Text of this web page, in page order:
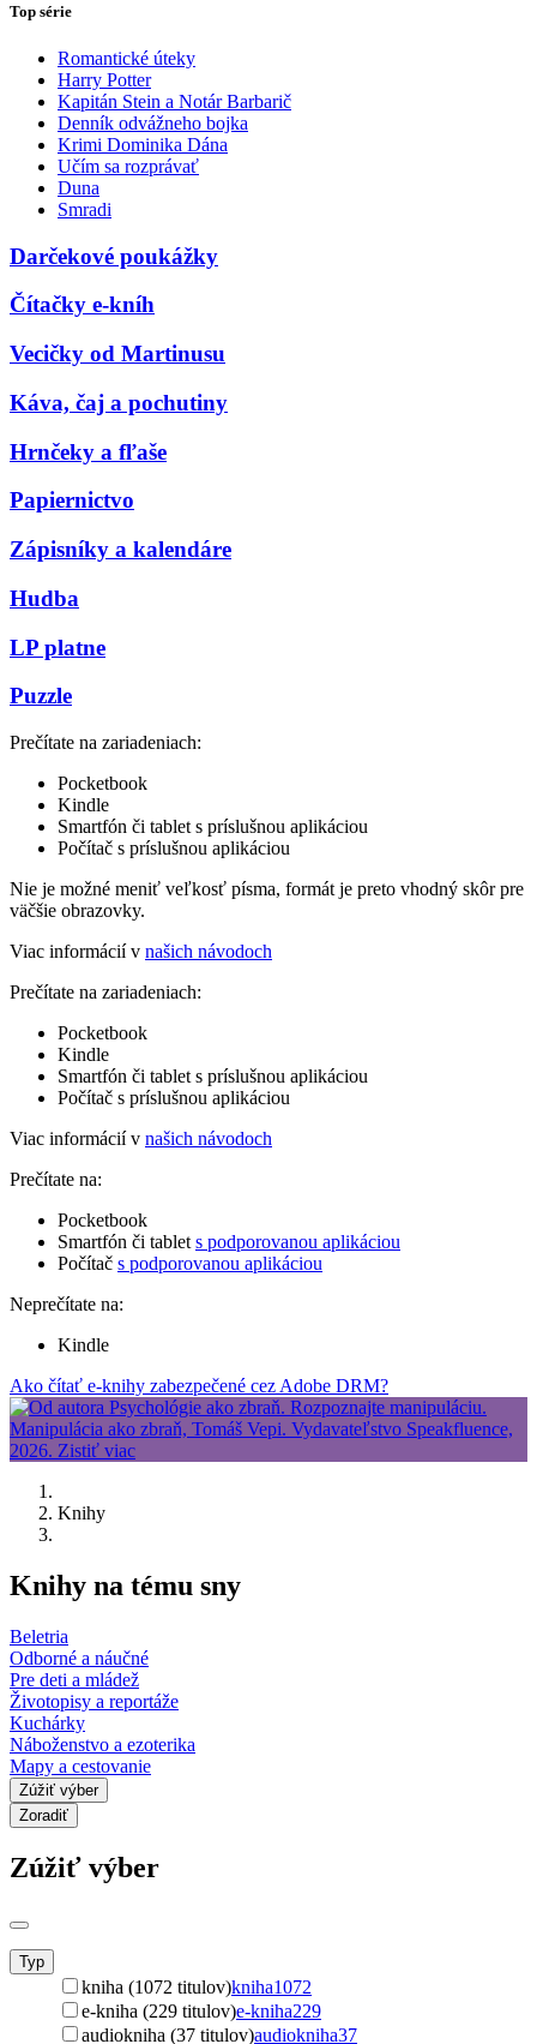
Top série
Romantické úteky
Harry Potter
Kapitán Stein a Notár Barbarič
Denník odvážneho bojka
Krimi Dominika Dána
Učím sa rozprávať
Duna
Smradi
Darčekové poukážky
Čítačky e-kníh
Vecičky od Martinusu
Káva, čaj a pochutiny
Hrnčeky a fľaše
Papiernictvo
Zápisníky a kalendáre
Hudba
LP platne
Puzzle
Prečítate na zariadeniach:
Pocketbook
Kindle
Smartfón či tablet s príslušnou aplikáciou
Počítač s príslušnou aplikáciou
Nie je možné meniť veľkosť písma, formát je preto vhodný skôr pre
väčšie obrazovky.
Viac informácií v našich návodoch
Prečítate na zariadeniach:
Pocketbook
Kindle
Smartfón či tablet s príslušnou aplikáciou
Počítač s príslušnou aplikáciou
Viac informácií v našich návodoch
Prečítate na:
Pocketbook
Smartfón či tablet s podporovanou aplikáciou
Počítač s podporovanou aplikáciou
Neprečítate na:
Kindle
Ako čítať e-knihy zabezpečené cez Adobe DRM?
Knihy
Knihy na tému sny
Beletria
Odborné a náučné
Pre deti a mládež
Životopisy a reportáže
Kuchárky
Náboženstvo a ezoterika
Mapy a cestovanie
Zúžiť výber
Zoradiť
Zúžiť výber
Typ
kniha (1072 titulov)kniha1072
e-kniha (229 titulov)e-kniha229
audiokniha (37 titulov)audiokniha37